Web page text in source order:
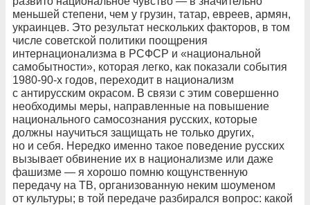
меньшей степени, чем у грузин, татар, евреев, армян,
украинцев. Это результат нескольких факторов, в том
числе советской политики поощрения
интернационализма в РСФСР и «национальной
самобытности», которая легко, как показали события
1980-90-х годов, переходит в национализм
с антирусским окрасом. В связи с этим совершенно
необходимы меры, направленные на повышение
национального самосознания русских, которые
должны научиться защищать не только других,
но и себя. Нередко именно такое поведение русских
вызывает обвинение их в национализме или даже
фашизме — я хорошо помню кощунственную
передачу на ТВ, организованную неким шоуменом
от культуры; в той передаче разбирался вопрос: какой